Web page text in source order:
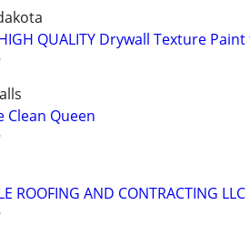
QUALITY Drywall Texture
Clean Queen
ROOFING AND CONTRACTING LLC